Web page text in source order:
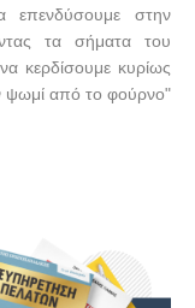
επενδύσουμε στην
τα σήματα του
κερδίσουμε κυρίως
ψωμί από το φούρνο"